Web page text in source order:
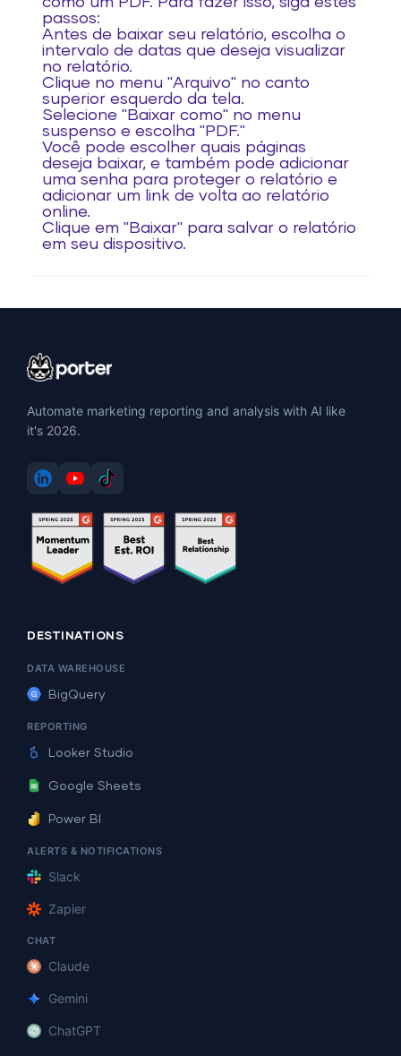
passos:
Antes de baixar seu relatório, escolha o
intervalo de datas que deseja visualizar
no relatório.
Clique no menu "Arquivo" no canto
superior esquerdo da tela.
Selecione "Baixar como" no menu
suspenso e escolha "PDF."
Você pode escolher quais páginas
deseja baixar, e também pode adicionar
uma senha para proteger o relatório e
adicionar um link de volta ao relatório
online.
Clique em "Baixar" para salvar o relatório
em seu dispositivo.
Automate marketing reporting and analysis with AI like
it's 2026.
DESTINATIONS
DATA WAREHOUSE
BigQuery
REPORTING
Looker Studio
Google Sheets
Power BI
ALERTS & NOTIFICATIONS
Slack
Zapier
CHAT
Claude
Gemini
ChatGPT